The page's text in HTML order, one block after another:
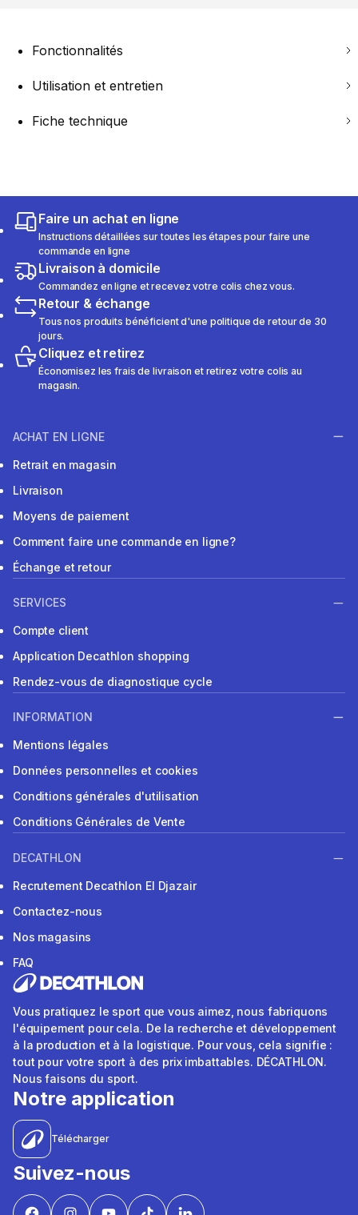
Fonctionnalités
Utilisation et entretien
Fiche technique
Faire un achat en ligne
Instructions détaillées sur toutes les étapes pour faire une
commande en ligne
Livraison à domicile
Commandez en ligne et recevez votre colis chez vous.
Retour & échange
Tous nos produits bénéficient d'une politique de retour de 30
jours.
Cliquez et retirez
Économisez les frais de livraison et retirez votre colis au
magasin.
ACHAT EN LIGNE
Retrait en magasin
Livraison
Moyens de paiement
Comment faire une commande en ligne?
Échange et retour
SERVICES
Compte client
Application Decathlon shopping
Rendez-vous de diagnostique cycle
INFORMATION
Mentions légales
Données personnelles et cookies
Conditions générales d'utilisation
Conditions Générales de Vente
DECATHLON
Recrutement Decathlon El Djazair
Contactez-nous
Nos magasins
FAQ
Vous pratiquez le sport que vous aimez, nous fabriquons
l'équipement pour cela. De la recherche et développement
à la production et à la logistique. Pour vous, cela signifie :
tout pour votre sport à des prix imbattables. DÉCATHLON.
Nous faisons du sport.
Notre application
Télécharger
Suivez-nous